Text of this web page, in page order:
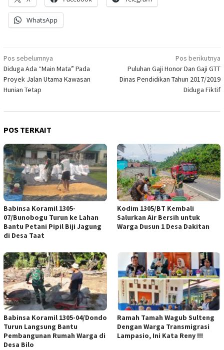
WhatsApp
Navigasi
pos
Pos sebelumnya
Diduga Ada “Main Mata” Pada
Proyek Jalan Utama Kawasan
Hunian Tetap
Pos berikutnya
Puluhan Gaji Honor Dan Gaji GTT
Dinas Pendidikan Tahun 2017/2019
Diduga Fiktif
POS TERKAIT
Babinsa Koramil 1305-
07/Bunobogu Turun ke Lahan
Bantu Petani Pipil Biji Jagung
di Desa Taat
Kodim 1305/BT Kembali
Salurkan Air Bersih untuk
Warga Dusun 1 Desa Dakitan
Babinsa Koramil 1305-04/Dondo
Turun Langsung Bantu
Pembangunan Rumah Warga di
Desa Bilo
Ramah Tamah Wagub Sulteng
Dengan Warga Transmigrasi
Lampasio, Ini Kata Reny !!!